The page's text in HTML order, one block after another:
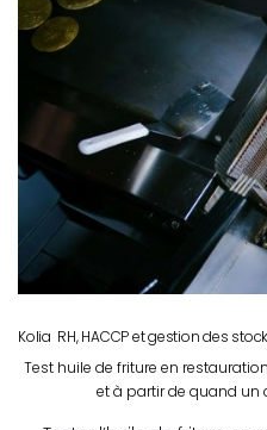
Kolia RH, HACCP et gestion des
Test huile de friture en
et à partir de quand un